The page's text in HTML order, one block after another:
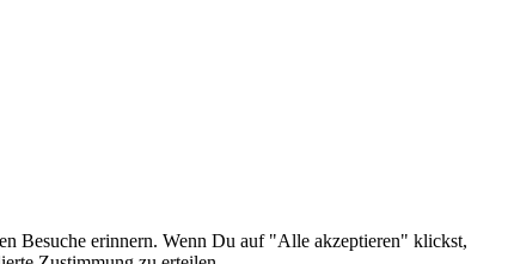
Besuche erinnern. Wenn Du auf "Alle akzeptieren" klickst,